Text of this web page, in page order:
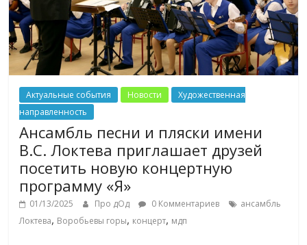
Актуальные события Новости
Художественная
направленность
Ансамбль песни и пляски имени
В.С. Локтева приглашает друзей
посетить новую концертную
программу «Я»
01/13/2025 Про дОд 0 Комментариев
ансамбль
Локтева, Воробьевы горы, концерт, мдп